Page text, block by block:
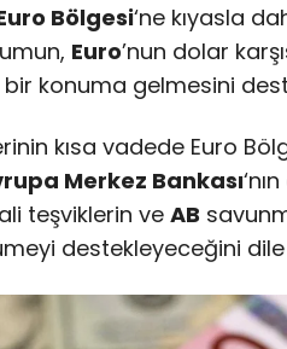
Bölgesi‘ne kıyasla
Euro’nun dolar
konuma gelmesini
kısa vadede Euro
Merkez Bankası
teşviklerin veAB
destekleyeceğini